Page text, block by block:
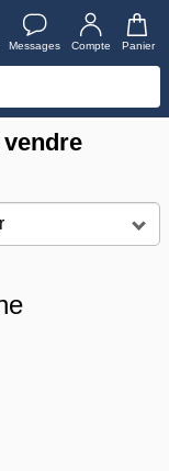
Messages Compte Panier